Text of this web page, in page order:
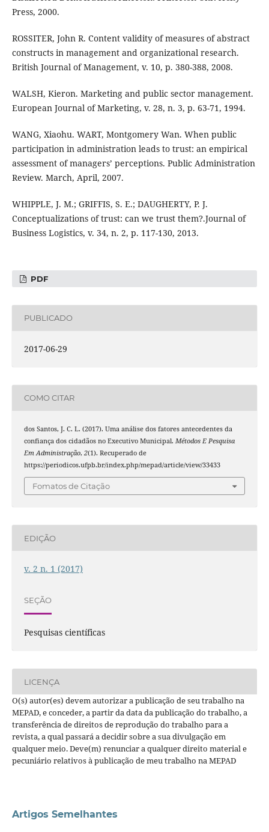
Press, 2000.
ROSSITER, John R. Content validity of measures of abstract
constructs in management and organizational research.
British Journal of Management, v. 10, p. 380-388, 2008.
WALSH, Kieron. Marketing and public sector management.
European Journal of Marketing, v. 28, n. 3, p. 63-71, 1994.
WANG, Xiaohu. WART, Montgomery Wan. When public
participation in administration leads to trust: an empirical
assessment of managers’ perceptions. Public Administration
Review. March, April, 2007.
WHIPPLE, J. M.; GRIFFIS, S. E.; DAUGHERTY, P. J.
Conceptualizations of trust: can we trust them?.Journal of
Business Logistics, v. 34, n. 2, p. 117-130, 2013.
PDF
PUBLICADO
2017-06-29
COMO CITAR
dos Santos, J. C. L. (2017). Uma análise dos fatores antecedentes da
confiança dos cidadãos no Executivo Municipal. Métodos E Pesquisa
Em Administração, 2(1). Recuperado de
https://periodicos.ufpb.br/index.php/mepad/article/view/33433
Fomatos de Citação
EDIÇÃO
v. 2 n. 1 (2017)
SEÇÃO
Pesquisas científicas
LICENÇA
O(s) autor(es) devem autorizar a publicação de seu trabalho na
MEPAD, e conceder, a partir da data da publicação do trabalho, a
transferência de direitos de reprodução do trabalho para a
revista, a qual passará a decidir sobre a sua divulgação em
qualquer meio. Deve(m) renunciar a qualquer direito material e
pecuniário relativos à publicação de meu trabalho na MEPAD
Artigos Semelhantes